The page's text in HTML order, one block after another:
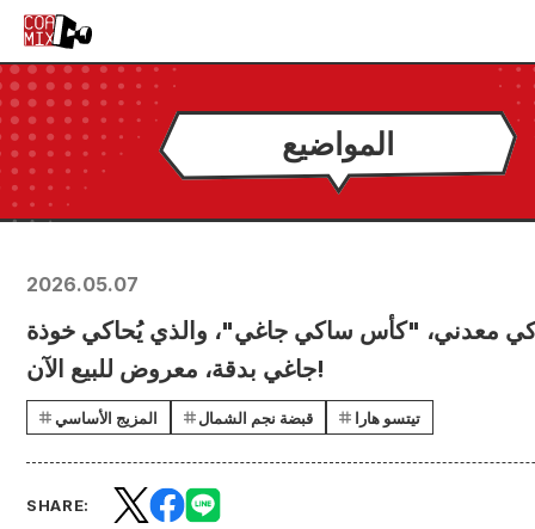
المواضيع
2026.05.07
معدني، "كأس ساكي جاغي"، والذي يُحاكي خوذة
جاغي بدقة، معروض للبيع الآن!
المزيج الأساسي قبضة نجم الشمال تيتسو هارا
SHARE: